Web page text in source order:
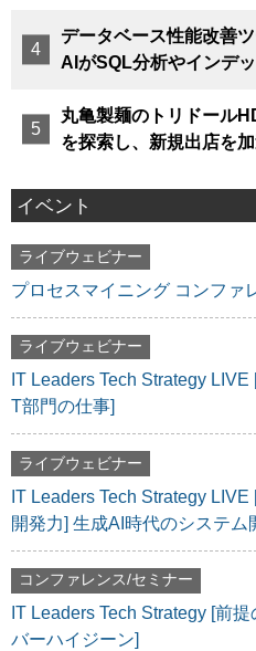
データベース性能改善
AIがSQL分析やインデ
丸亀製麺のトリドール
を探索し、新規出店を
イベント
ライブウェビナー
プロセスマイニング コンファ
ライブウェビナー
IT Leaders Tech Strategy
T部門の仕事]
ライブウェビナー
IT Leaders Tech Strategy
開発力] 生成AI時代のシステム
コンファレンス/セミナー
IT Leaders Tech Strategy [前
バーハイジーン]